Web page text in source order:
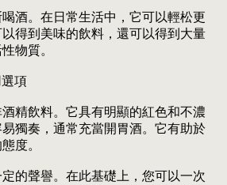
酒。在日常生活中，它可以輕松更
得到美味的飲料，還可以得到大量
物質。
項
精飲料。它具有明顯的紅色和不濃
獨奏，通常充當開胃酒。它有助於
度。
的聲譽。在此基礎上，您可以一次